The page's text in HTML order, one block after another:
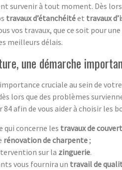
survenir à tout moment. Dès
travaux d’étanchéitéet travaux
vos travaux, que ce soit pour une
meilleurs délais.
une démarche
cruciale au sein de
lors que des problèmes
84 afin de vous aider à choisir
qui concerne les travaux de
rénovation de charpente ;
sur la zinguerie.
vous fournira un travail de